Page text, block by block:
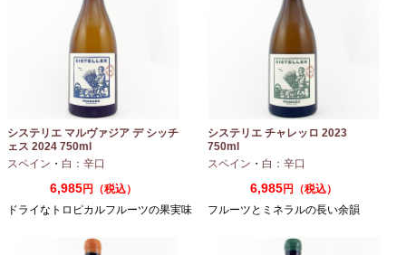
システリエ マルヴァジア デ シッチ
ェス 2024 750ml
スペイン ・ 白：辛口
6,985円（税込）
ドライなトロピカルフルーツの果実味
システリエ チャレッロ 2023
750ml
スペイン ・ 白：辛口
6,985円（税込）
フルーツとミネラルの長い余韻